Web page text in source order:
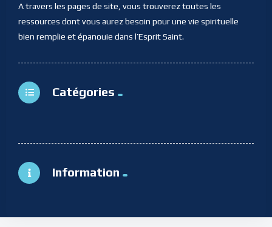
A travers les pages de site, vous trouverez toutes les
ressources dont vous aurez besoin pour une vie spirituelle
bien remplie et épanouie dans l’Esprit Saint.
Catégories
Information